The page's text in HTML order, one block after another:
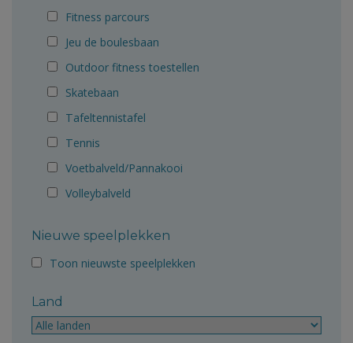
Fitness parcours
Jeu de boulesbaan
Outdoor fitness toestellen
Skatebaan
Tafeltennistafel
Tennis
Voetbalveld/Pannakooi
Volleybalveld
Nieuwe speelplekken
Toon nieuwste speelplekken
Land